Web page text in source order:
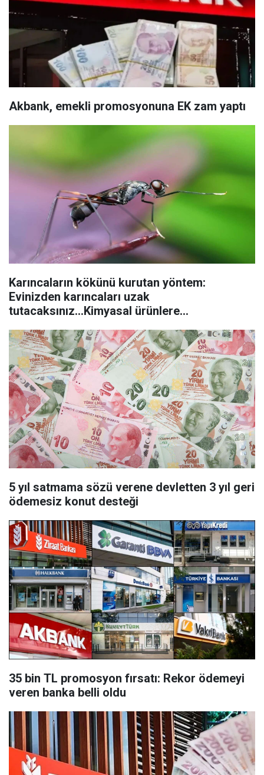
Akbank, emekli promosyonuna EK zam yaptı
Karıncaların kökünü kurutan yöntem:
Evinizden karıncaları uzak
tutacaksınız...Kimyasal ürünlere
5 yıl satmama sözü verene devletten 3 yıl geri
ödemesiz konut desteği
35 bin TL promosyon fırsatı: Rekor ödemeyi
veren banka belli oldu